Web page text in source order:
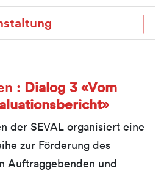
: Dialog 3 «Vom
der SEVAL organisiert eine
zur Förderung des
Auftraggebenden und